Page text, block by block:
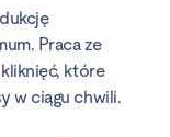
Praca ze
które
w ciągu chwili.